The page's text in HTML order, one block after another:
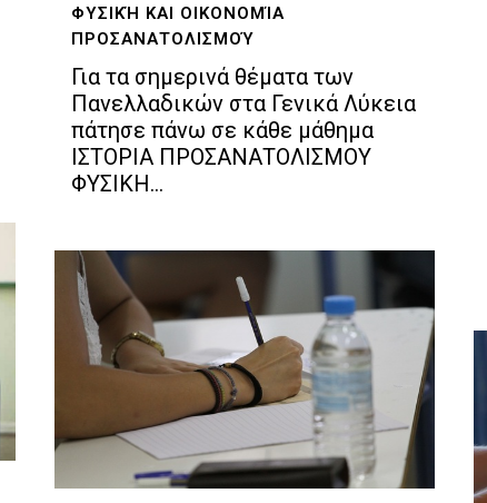
ΦΥΣΙΚΉ ΚΑΙ ΟΙΚΟΝΟΜΊΑ
ΠΡΟΣΑΝΑΤΟΛΙΣΜΟΎ
Για τα σημερινά θέματα των
Πανελλαδικών στα Γενικά Λύκεια
πάτησε πάνω σε κάθε μάθημα
ΙΣΤΟΡΙΑ ΠΡΟΣΑΝΑΤΟΛΙΣΜΟΥ
ΦΥΣΙΚΗ...